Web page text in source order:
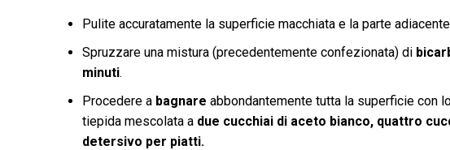
Pulite accuratamente la superficie macchiata e la parte
Spruzzare una mistura (precedentemente confezionata) di
minuti.
Procedere a bagnare abbondantemente tutta la superficie con
tiepida mescolata a due cucchiai di aceto bianco, quattro
detersivo per piatti.